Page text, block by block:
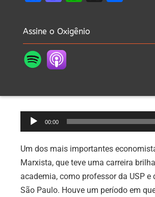
Assine o Oxigênio
Tocador
de
áudio
00:00
Um dos mais importantes
Marxista, que teve uma carreira
academia, como professor da USP e
São Paulo. Houve um período em